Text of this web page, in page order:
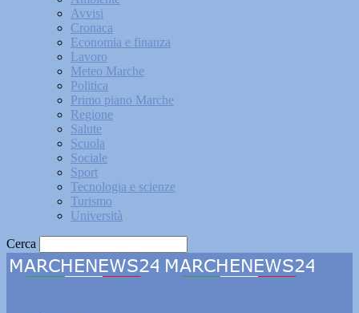
Avvisi
Cronaca
Economia e finanza
Lavoro
Meteo Marche
Politica
Primo piano Marche
Regione
Salute
Scuola
Sociale
Sport
Tecnologia e scienze
Turismo
Università
Cerca